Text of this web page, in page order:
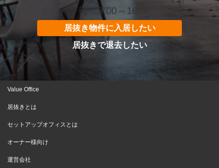
平日 9:00～18:00
居抜き物件に入居したい
居抜きで退去したい
Value Office
居抜きとは
セットアップオフィスとは
オーナー様向け
運営会社